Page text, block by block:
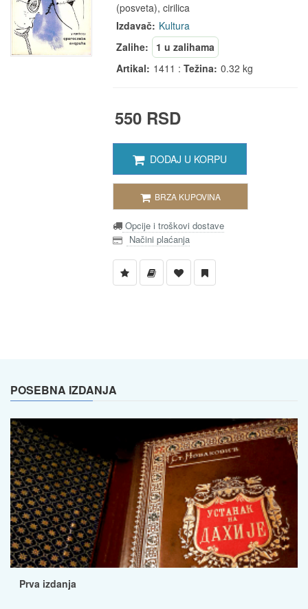
(posveta), cirilica
Izdavač: Kultura
Zalihe:
1 u zalihama
Artikal: 1411 :Težina: 0.32 kg
550 RSD
DODAJ U KORPU
BRZA KUPOVINA
Opcije i troškovi dostave
Načini plaćanja
POSEBNA IZDANJA
Prva izdanja